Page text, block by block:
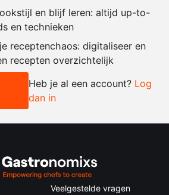
+
2x
en blijf leren: altijd up-to-
en technieken
receptenchaos: digitaliseer en
recepten overzichtelijk
Heb je al een account? Log
dan in
Veelgestelde vragen